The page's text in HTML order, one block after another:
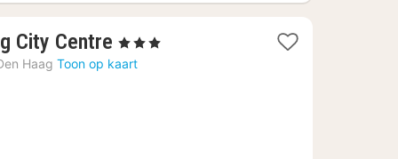
City Centre 1
nacht
, 3 Sterren
Haag Toon op kaart